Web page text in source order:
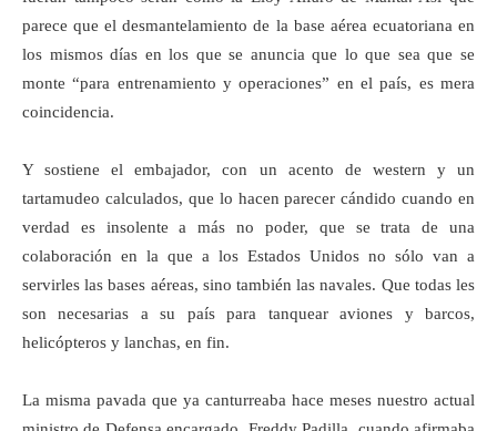
parece que el desmantelamiento de la base aérea ecuatoriana en
los mismos días en los que se anuncia que lo que sea que se
monte “para entrenamiento y operaciones” en el país, es mera
coincidencia.
Y sostiene el embajador, con un acento de western y un
tartamudeo calculados, que lo hacen parecer cándido cuando en
verdad es insolente a más no poder, que se trata de una
colaboración en la que a los Estados Unidos no sólo van a
servirles las bases aéreas, sino también las navales. Que todas les
son necesarias a su país para tanquear aviones y barcos,
helicópteros y lanchas, en fin.
La misma pavada que ya canturreaba hace meses nuestro actual